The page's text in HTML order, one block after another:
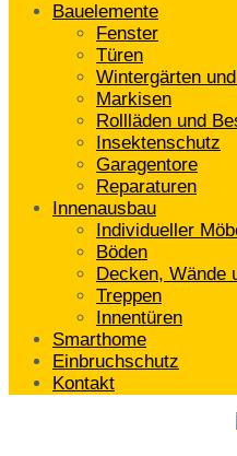
Bauelemente
Fenster
Türen
Wintergärten
Markisen
Rollläden und
Insektenschutz
Garagentore
Reparaturen
Innenausbau
Individueller
Böden
Decken, Wände
Treppen
Innentüren
Smarthome
Einbruchschutz
Kontakt